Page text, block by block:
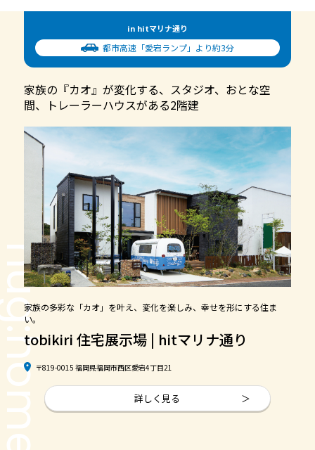
in hitマリナ通り
都市高速「愛宕ランプ」より約3分
家族の『カオ』が変化する、スタジオ、おとな空
間、トレーラーハウスがある2階建
家族の多彩な「カオ」を叶え、変化を楽しみ、幸せを形にする住ま
い。
tobikiri 住宅展示場 | hitマリナ通り
〒819-0015 福岡県福岡市西区愛宕4丁目21
詳しく見る